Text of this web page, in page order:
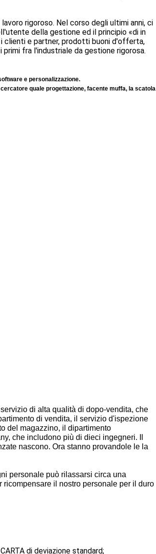
rigoroso. Nel corso degli ultimi anni, ci
della gestione ed il principio «di in
i clienti e partner, prodotti buoni d'offerta,
fra l'industriale da gestione rigorosa.
e personalizzazione.
quale progettazione, facente muffa, la scatola
di alta qualità di dopo-vendita, che
di vendita, il servizio d'ispezione
del magazzino, il dipartimento
che includono più di dieci ingegneri. Il
nascono. Ora stanno provandole le la
personale può rilassarsi circa una
il nostro personale per il duro
di deviazione standard;